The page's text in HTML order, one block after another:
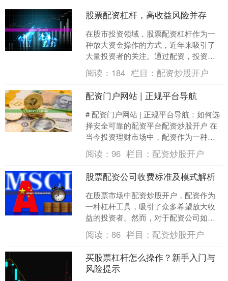
股票配资杠杆，高收益风险并存
在股市投资领域，股票配资杠杆作为一
种放大资金操作的方式，近年来吸引了
大量投资者的关注。通过配资，投资者
可以用较少的自有资金撬动数倍甚至数
十倍的交易资金，从而在行....
阅读： 184 栏目： 配资炒股开户
配资门户网站 | 正规平台导航
# 配资门户网站 | 正规平台导航：如何选
择安全可靠的配资平台配资炒股开户 在
当今投资理财市场中，配资作为一种放
大资金使用效率的工具，受到越来越多
投资者的关注。....
阅读：96 栏目： 配资炒股开户
股票配资公司收费标准及模式解析
在股票市场中配资炒股开户，配资作为
一种杠杆工具，吸引了众多希望放大收
益的投资者。然而，对于配资公司如何
收费、有哪些模式，许多新手甚至老股
民都缺乏清晰的认识。本文....
阅读：86 栏目： 配资炒股开户
买股票杠杆怎么操作？新手入门与
风险提示